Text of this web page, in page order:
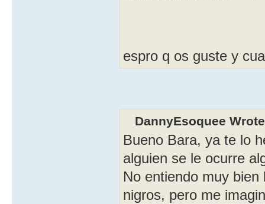
espro q os guste y
DannyEsoquee
Bueno Bara, ya te lo
alguien se le ocurre
No entiendo muy
nigros, pero me